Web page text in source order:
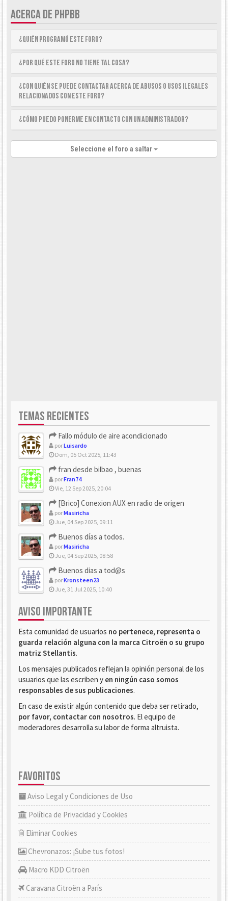
ACERCA DE PHPBB
¿Quién programó este foro?
¿Por qué este foro no tiene tal cosa?
¿Con quién se puede contactar acerca de abusos o usos ilegales
relacionados con este foro?
¿Cómo puedo ponerme en contacto con un Administrador?
Seleccione el foro a saltar
TEMAS RECIENTES
Fallo módulo de aire acondicionado
porLuisardo
Dom, 05 Oct 2025, 11:43
fran desde bilbao , buenas
porFran74
Vie, 12 Sep 2025, 20:04
[Brico] Conexion AUX en radio de origen
porMasiricha
Jue, 04 Sep 2025, 09:11
Buenos días a todos.
porMasiricha
Jue, 04 Sep 2025, 08:58
Buenos dias a tod@s
porKronsteen23
Jue, 31 Jul 2025, 10:40
AVISO IMPORTANTE
Esta comunidad de usuarios no pertenece, representa o
guarda relación alguna con la marca Citroën o su grupo
matriz Stellantis.
Los mensajes publicados reflejan la opinión personal de los
usuarios que las escriben y en ningún caso somos
responsables de sus publicaciones.
En caso de existir algún contenido que deba ser retirado,
por favor, contactar con nosotros. El equipo de
moderadores desarrolla su labor de forma altruista.
FAVORITOS
Aviso Legal y Condiciones de Uso
Política de Privacidad y Cookies
Eliminar Cookies
Chevronazos: ¡Sube tus fotos!
Macro KDD Citroën
Caravana Citroën a París